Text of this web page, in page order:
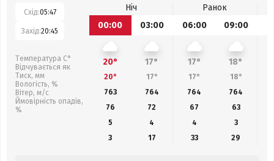
Схід:05:47
Захід:20:45
Температура С°
Відчувається як
Тиск, мм
Вологість, %
Вітер, м/с
Ймовірність опадів,
%
Ніч
Ранок
00:00
03:00 06:00 09:00
20° 17° 17° 18°
20° 17° 17° 18°
763
764 764 764
76
72 67
63
5
4 4
3
3
17 33 29